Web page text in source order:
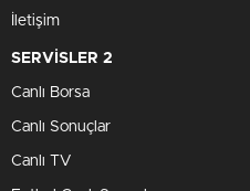
İletişim
SERVİSLER 2
Canlı Borsa
Canlı Sonuçlar
Canlı TV